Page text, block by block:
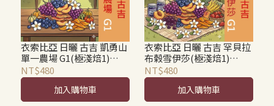
衣索比亞 日曬 古吉 凱勇山
單一農場 G1(極淺焙1)
Ethiopia Guji Kayon
Mountain Farm Natural
NT$480
加入購物車
衣索比亞 日曬 古吉 罕貝拉
布榖雪伊莎(極淺焙1)
Ethiopia Guji Hambella
Buku Sayisa Natural G1
NT$480
加入購物車